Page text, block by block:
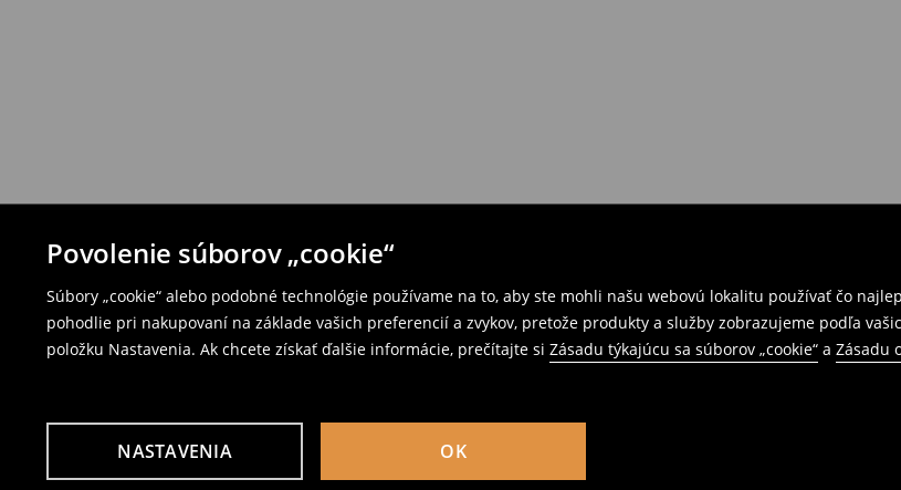
Povolenie súborov „cookie“
Súbory „cookie“ alebo podobné technológie používame na to, aby ste mohli našu webovú lokalitu používať čo
pohodlie pri nakupovaní na základe vašich preferencií a zvykov, pretože produkty a služby zobrazujeme podľa
položku Nastavenia. Ak chcete získať ďalšie informácie, prečítajte si Zásadu týkajúcu sa súborov „cookie“ a Zásadu
NASTAVENIA OK